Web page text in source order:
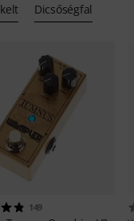
Dicsőségfal
149